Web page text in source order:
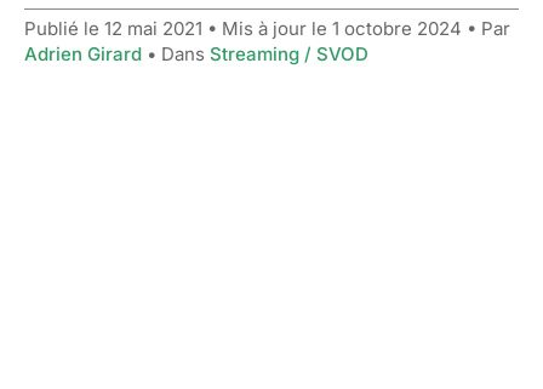
Publié le 12 mai 2021 • Mis à jour le 1 octobre 2024 • Par
Adrien Girard • Dans Streaming / SVOD